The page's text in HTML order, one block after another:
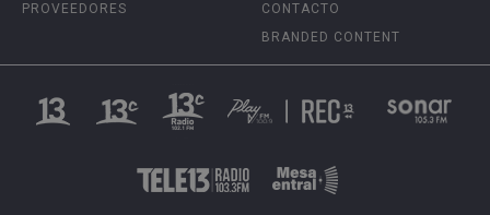
PROVEEDORES
CONTACTO
BRANDED CONTENT